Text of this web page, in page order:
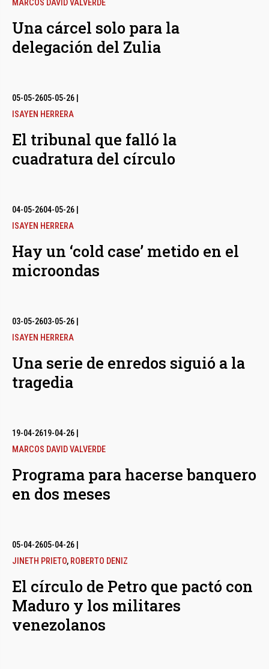
MARCOS DAVID VALVERDE
Una cárcel solo para la
delegación del Zulia
05-05-2605-05-26
ISAYEN HERRERA
El tribunal que falló la
cuadratura del círculo
04-05-2604-05-26
ISAYEN HERRERA
Hay un ‘cold case’ metido en el
microondas
03-05-2603-05-26
ISAYEN HERRERA
Una serie de enredos siguió a la
tragedia
19-04-2619-04-26
MARCOS DAVID VALVERDE
Programa para hacerse banquero
en dos meses
05-04-2605-04-26
JINETH PRIETO, ROBERTO DENIZ
El círculo de Petro que pactó con
Maduro y los militares
venezolanos